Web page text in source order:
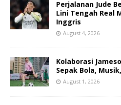
Perjalanan Jude
Lini Tengah Real
Inggris
August 4, 2026
Kolaborasi
Sepak Bola,
August 1, 2026